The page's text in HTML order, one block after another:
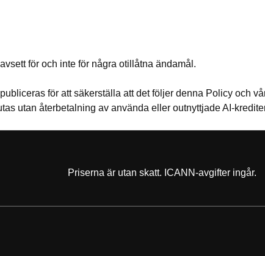
för och inte för några otillåtna ändamål.
för att säkerställa att det följer denna Policy och
utan återbetalning av använda eller outnyttjade AI-
Priserna är utan skatt. ICANN-avgifter ingår.